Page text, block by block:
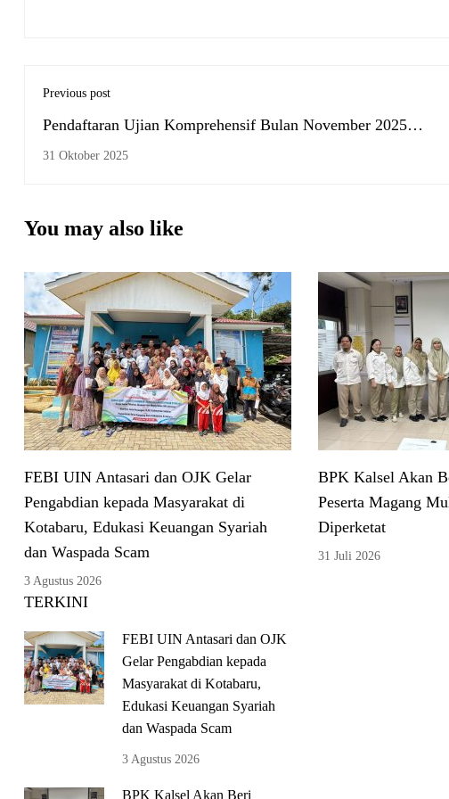
Previous post
Pendaftaran Ujian Komprehensif Bulan November 2025
Dibuka
31 Oktober 2025
You may also like
FEBI UIN Antasari dan OJK Gelar
Pengabdian kepada Masyarakat di
Kotabaru, Edukasi Keuangan Syariah
dan Waspada Scam
3 Agustus 2026
BPK Kalsel Akan
Peserta Magang
Diperketat
31 Juli 2026
TERKINI
FEBI UIN Antasari dan OJK
Gelar Pengabdian kepada
Masyarakat di Kotabaru,
Edukasi Keuangan Syariah
dan Waspada Scam
3 Agustus 2026
BPK Kalsel Akan Beri